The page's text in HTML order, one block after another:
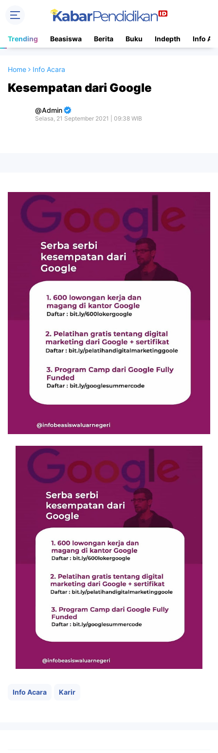
Trending Beasiswa Berita Buku Indepth Info
Home Info Acara
Kesempatan dari Google
Admin
Selasa, 21 September 2021 | 09:38 WIB
Info Acara Karir